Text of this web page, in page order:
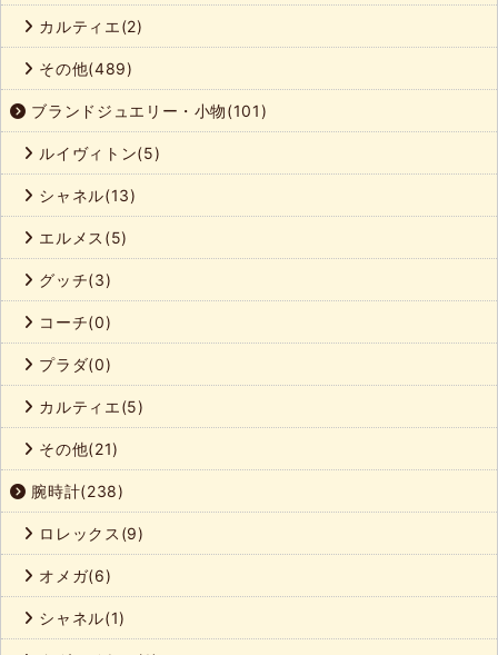
カルティエ(2)
その他(489)
ブランドジュエリー・小物(101)
ルイヴィトン(5)
シャネル(13)
エルメス(5)
グッチ(3)
コーチ(0)
プラダ(0)
カルティエ(5)
その他(21)
腕時計(238)
ロレックス(9)
オメガ(6)
シャネル(1)